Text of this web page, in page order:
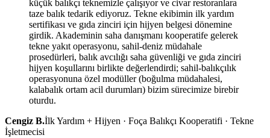
küçük balıkçı teknemizle çalışıyor ve civar restoranlara
taze balık tedarik ediyoruz. Tekne ekibimin ilk yardım
sertifikası ve gıda zinciri için hijyen belgesi dönemine
girdik. Akademinin saha danışmanı kooperatife gelerek
tekne yakıt operasyonu, sahil-deniz müdahale
prosedürleri, balık avcılığı saha güvenliği ve gıda zinciri
hijyen koşullarını birlikte değerlendirdi; sahil-balıkçılık
operasyonuna özel modüller (boğulma müdahalesi,
kalabalık ortam acil durumları) bizim sürecimize birebir
oturdu.
Cengiz B.İlk Yardım + Hijyen · Foça Balıkçı Kooperatifi · Tekne
İşletmecisi